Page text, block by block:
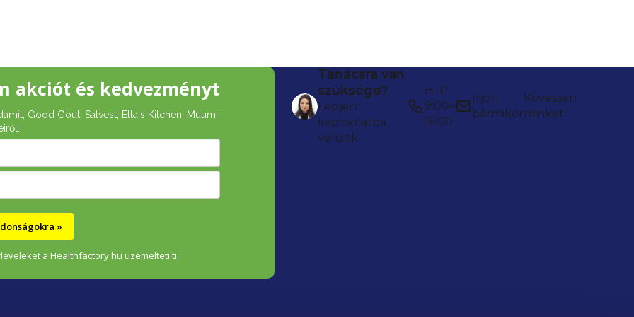
akciót és kedvezményt
Good Gout, Salvest, Ella's Kitchen, Muumi
»
a Healthfactory.hu üzemelteti.ti.
Tanácsra van
szüksége?
Lépjen
kapcsolatba
velünk
H–P
9:00–
16:00
írjon
bármikor
Kövessen
minket: